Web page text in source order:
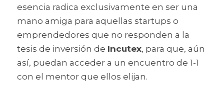
esencia radica exclusivamente en ser una
mano amiga para aquellas startups o
emprendedores que no responden a la
tesis de inversión de Incutex, para que, aún
así, puedan acceder a un encuentro de 1-1
con el mentor que ellos elijan.